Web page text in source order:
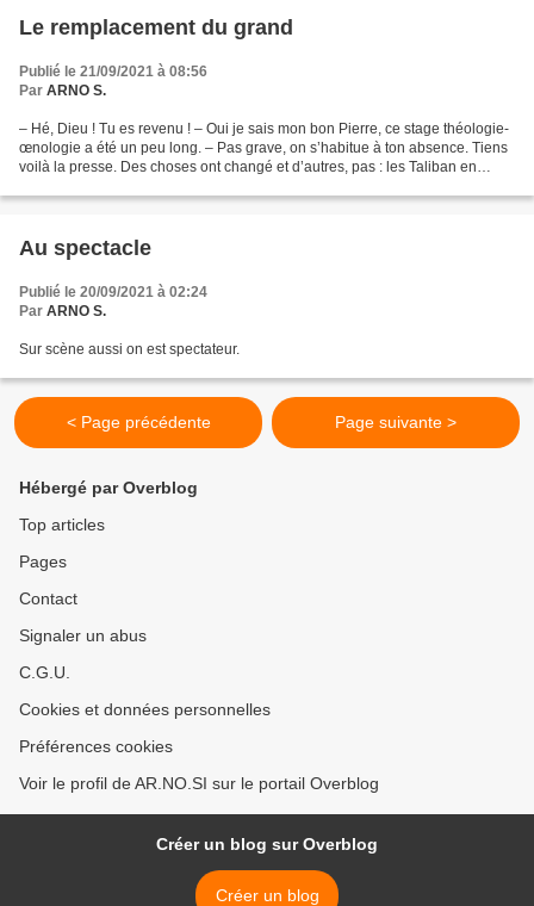
Le remplacement du grand
Publié le 21/09/2021 à 08:56
Par ARNO S.
– Hé, Dieu ! Tu es revenu ! – Oui je sais mon bon Pierre, ce stage théologie-
œnologie a été un peu long. – Pas grave, on s’habitue à ton absence. Tiens
voilà la presse. Des choses ont changé et d’autres, pas : les Taliban en
Au spectacle
Publié le 20/09/2021 à 02:24
Par ARNO S.
Sur scène aussi on est spectateur.
< Page précédente Page suivante >
Hébergé par Overblog
Top articles
Pages
Contact
Signaler un abus
C.G.U.
Cookies et données personnelles
Préférences cookies
Voir le profil de AR.NO.SI sur le portail Overblog
Créer un blog sur Overblog
Créer un blog